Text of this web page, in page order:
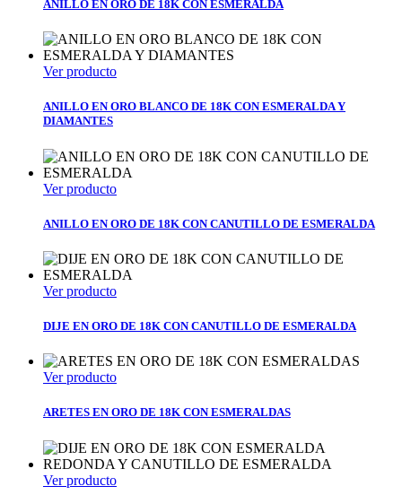
ANILLO EN ORO DE 18K CON ESMERALDA
Ver producto
ANILLO EN ORO BLANCO DE 18K CON ESMERALDA Y
DIAMANTES
Ver producto
ANILLO EN ORO DE 18K CON CANUTILLO DE ESMERALDA
Ver producto
DIJE EN ORO DE 18K CON CANUTILLO DE ESMERALDA
Ver producto
ARETES EN ORO DE 18K CON ESMERALDAS
Ver producto